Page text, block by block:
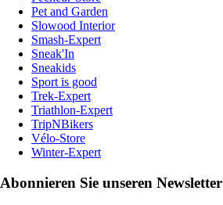
Pet and Garden
Slowood Interior
Smash-Expert
Sneak'In
Sneakids
Sport is good
Trek-Expert
Triathlon-Expert
TripNBikers
Vélo-Store
Winter-Expert
Abonnieren Sie unseren Newsletter